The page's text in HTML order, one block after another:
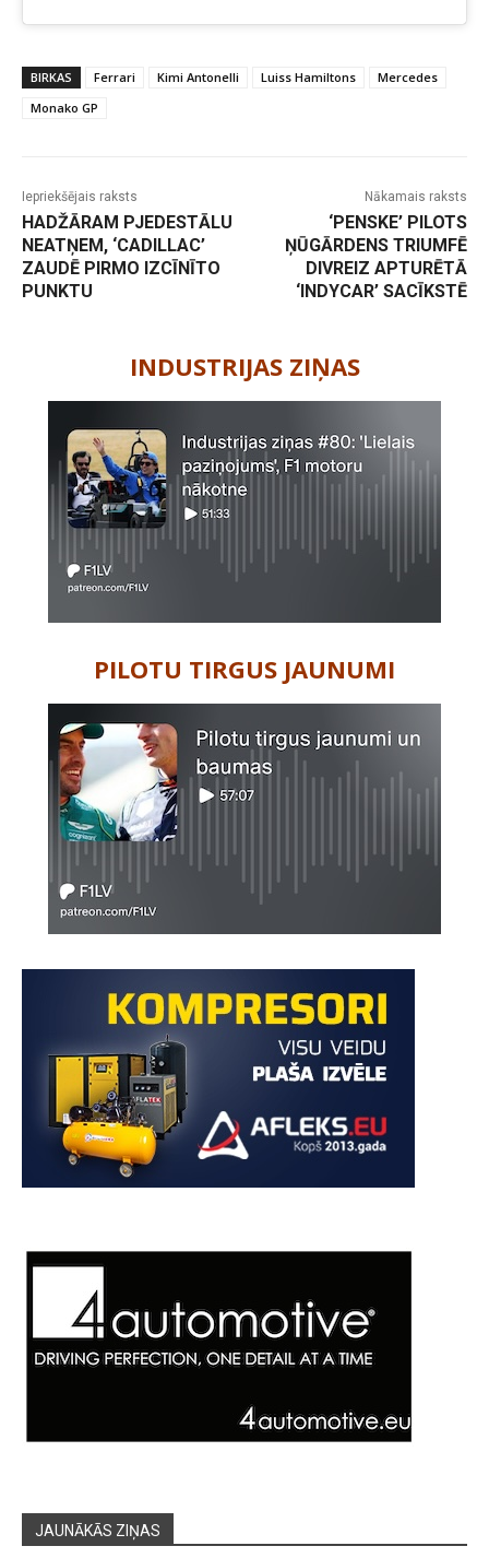
BIRKAS Ferrari Kimi Antonelli Luiss Hamiltons
Mercedes
Monako GP
Iepriekšējais raksts
HADŽĀRAM PJEDESTĀLU
NEATŅEM, ‘CADILLAC’
ZAUDĒ PIRMO IZCĪNĪTO
PUNKTU
Nākamais raksts
‘PENSKE’ PILOTS
ŅŪGĀRDENS TRIUMFĒ
DIVREIZ APTURĒTĀ
‘INDYCAR’ SACĪKSTĒ
INDUSTRIJAS ZIŅAS
PILOTU TIRGUS JAUNUMI
JAUNĀKĀS ZIŅAS